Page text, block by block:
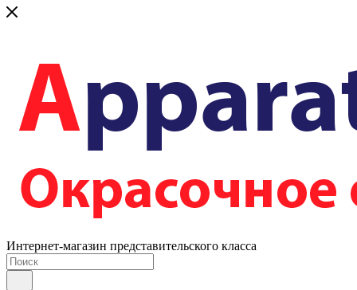
Интернет-магазин представительского класса